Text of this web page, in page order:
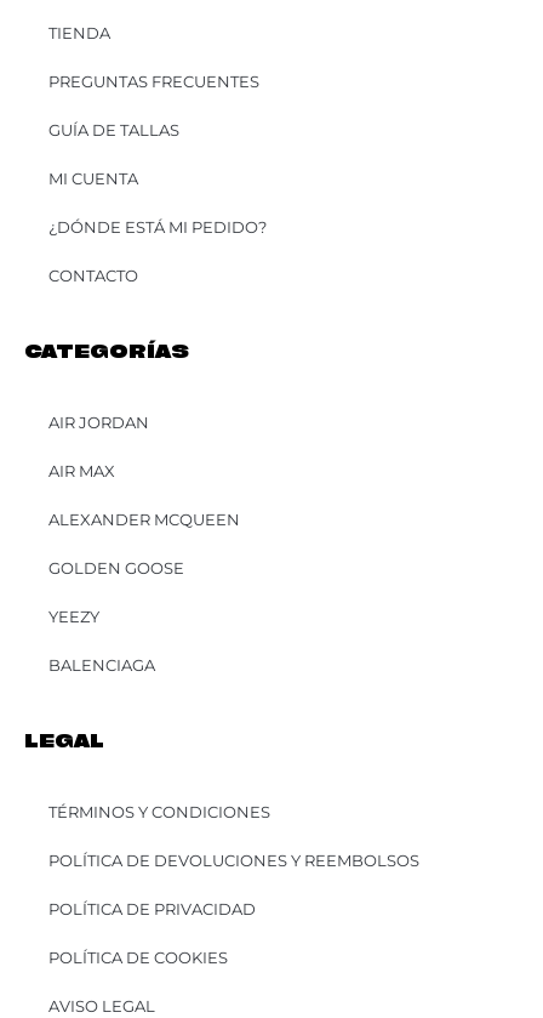
TIENDA
PREGUNTAS FRECUENTES
GUÍA DE TALLAS
MI CUENTA
¿DÓNDE ESTÁ MI PEDIDO?
CONTACTO
CATEGORÍAS
AIR JORDAN
AIR MAX
ALEXANDER MCQUEEN
GOLDEN GOOSE
YEEZY
BALENCIAGA
LEGAL
TÉRMINOS Y CONDICIONES
POLÍTICA DE DEVOLUCIONES Y REEMBOLSOS
POLÍTICA DE PRIVACIDAD
POLÍTICA DE COOKIES
AVISO LEGAL